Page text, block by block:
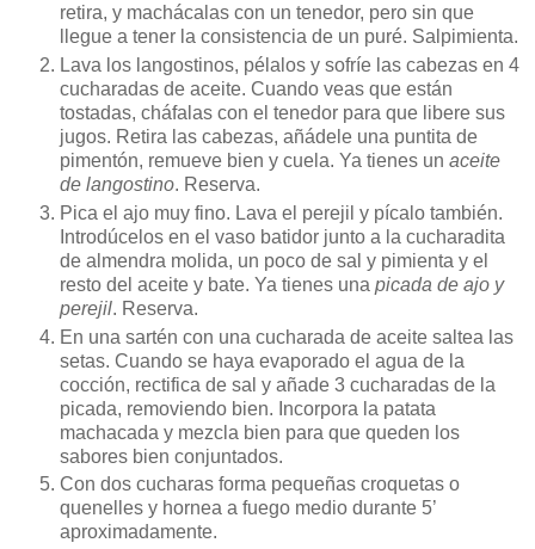
retira, y machácalas con un tenedor, pero sin que
llegue a tener la consistencia de un puré. Salpimienta.
Lava los langostinos, pélalos y sofríe las cabezas en 4
cucharadas de aceite. Cuando veas que están
tostadas, cháfalas con el tenedor para que libere sus
jugos. Retira las cabezas, añádele una puntita de
pimentón, remueve bien y cuela. Ya tienes un aceite
de langostino. Reserva.
Pica el ajo muy fino. Lava el perejil y pícalo también.
Introdúcelos en el vaso batidor junto a la cucharadita
de almendra molida, un poco de sal y pimienta y el
resto del aceite y bate. Ya tienes una picada de ajo y
perejil. Reserva.
En una sartén con una cucharada de aceite saltea las
setas. Cuando se haya evaporado el agua de la
cocción, rectifica de sal y añade 3 cucharadas de la
picada, removiendo bien. Incorpora la patata
machacada y mezcla bien para que queden los
sabores bien conjuntados.
Con dos cucharas forma pequeñas croquetas o
quenelles y hornea a fuego medio durante 5’
aproximadamente.